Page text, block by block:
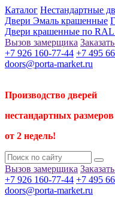
Каталог Нестандартные
Двери Эмаль крашенные
Двери крашенные по RAL
Вызов замерщика
+7 926 160-77-44 +7 495
doors@porta-market.ru
Производство дверей
нестандартных размеров
от 2 недель!
Вызов замерщика
+7 926 160-77-44 +7 495
doors@porta-market.ru